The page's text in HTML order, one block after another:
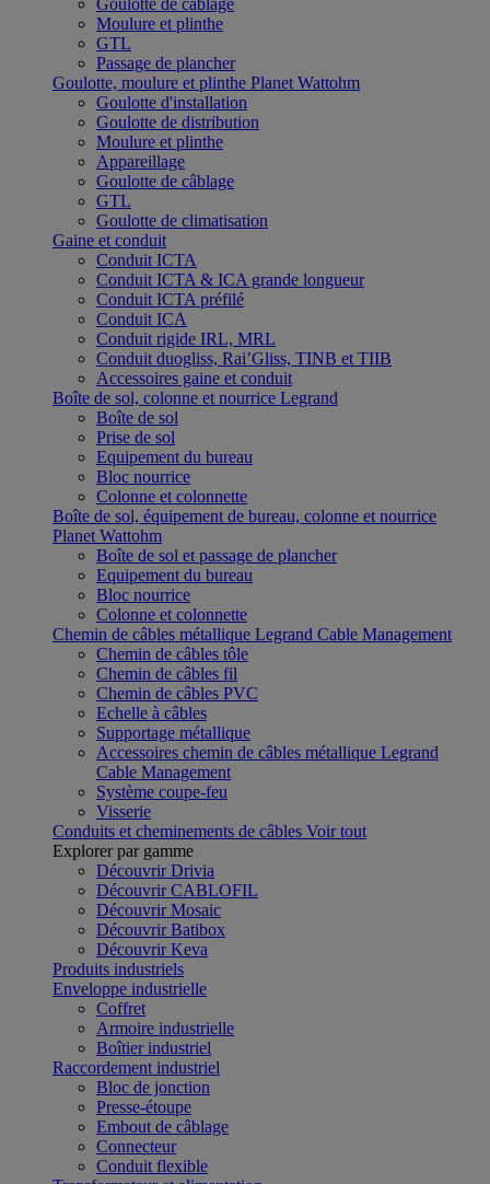
Goulotte de câblage
Moulure et plinthe
GTL
Passage de plancher
Goulotte, moulure et plinthe Planet Wattohm
Goulotte d'installation
Goulotte de distribution
Moulure et plinthe
Appareillage
Goulotte de câblage
GTL
Goulotte de climatisation
Gaine et conduit
Conduit ICTA
Conduit ICTA & ICA grande longueur
Conduit ICTA préfilé
Conduit ICA
Conduit rigide IRL, MRL
Conduit duogliss, Rai’Gliss, TINB et TIIB
Accessoires gaine et conduit
Boîte de sol, colonne et nourrice Legrand
Boîte de sol
Prise de sol
Equipement du bureau
Bloc nourrice
Colonne et colonnette
Boîte de sol, équipement de bureau, colonne et nourrice
Planet Wattohm
Boîte de sol et passage de plancher
Equipement du bureau
Bloc nourrice
Colonne et colonnette
Chemin de câbles métallique Legrand Cable Management
Chemin de câbles tôle
Chemin de câbles fil
Chemin de câbles PVC
Echelle à câbles
Supportage métallique
Accessoires chemin de câbles métallique Legrand
Cable Management
Système coupe-feu
Visserie
Conduits et cheminements de câbles Voir tout
Explorer par gamme
Découvrir Drivia
Découvrir CABLOFIL
Découvrir Mosaic
Découvrir Batibox
Découvrir Keva
Produits industriels
Enveloppe industrielle
Coffret
Armoire industrielle
Boîtier industriel
Raccordement industriel
Bloc de jonction
Presse-étoupe
Embout de câblage
Connecteur
Conduit flexible